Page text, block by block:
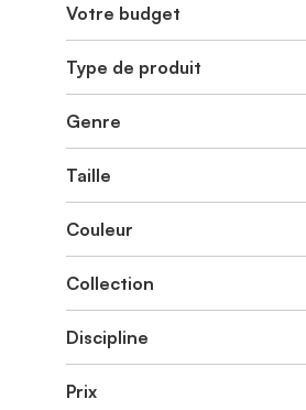
Votre budget
Type de produit
Genre
Taille
Couleur
Collection
Discipline
Prix